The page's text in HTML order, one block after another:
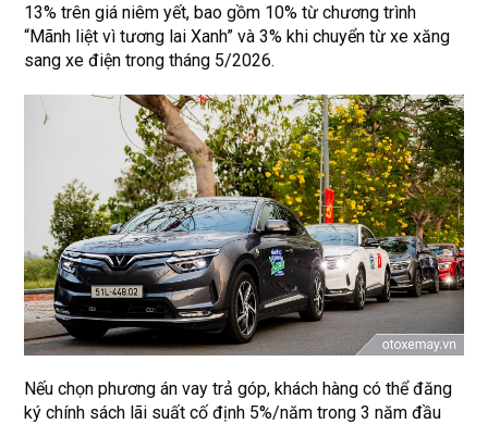
13% trên giá niêm yết, bao gồm 10% từ chương trình
“Mãnh liệt vì tương lai Xanh” và 3% khi chuyển từ xe xăng
sang xe điện trong tháng 5/2026.
Nếu chọn phương án vay trả góp, khách hàng có thể đăng
ký chính sách lãi suất cố định 5%/năm trong 3 năm đầu